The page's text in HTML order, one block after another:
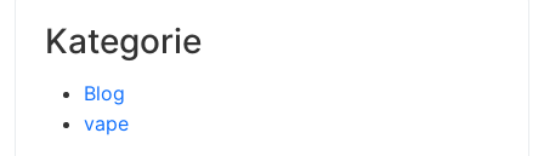
Kategorie
Blog
vape